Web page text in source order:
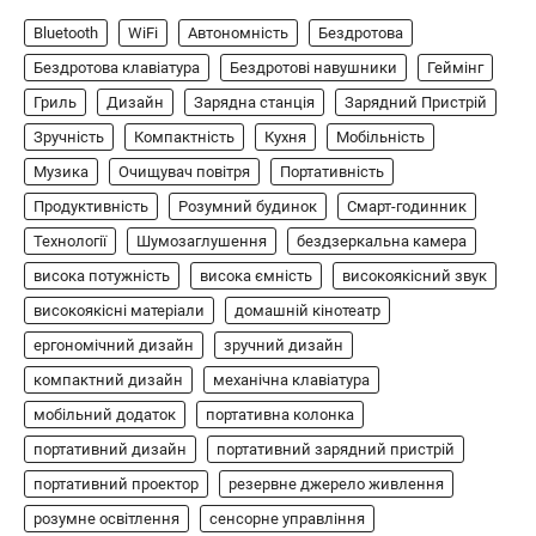
5
Бездротовий контролер 8BitDo Lite
SE 2.4G для Xbox
В'ячеслав 2024-09-03
8BitDo Lite SE 2.4G — це компактний
бездротовий контролер, розроблений
спеціально для Xbox. Завдяки своєму…
1
АУДІО КОЛОНКИ
Бездротова колонка LG XBOOM Go
XG2T
В'ячеслав 2024-09-07
LG XBOOM Go XG2T — це компактна
бездротова колонка, яка поєднує в собі
потужний звук…
ЗАРЯДНІ ПРИСТРОЇ
Портативна зарядна станція Yoshino
Power B330 SST
Bluetooth WiFi Автономність
Бездротова
Бездротова клавіатура
Бездротові навушники
Геймінг
Гриль
Дизайн Зарядна станція
Зарядний Пристрій
Зручність
Компактність Кухня
Мобільність
Музика
Очищувач повітря
Портативність
Продуктивність
Розумний будинок
Смарт-годинник
Технології
Шумозаглушення
бездзеркальна камера
висока потужність
висока ємність
високоякісний звук
високоякісні матеріали
домашній кінотеатр
ергономічний дизайн
зручний дизайн
компактний дизайн
механічна клавіатура
мобільний додаток
портативна колонка
портативний дизайн
портативний зарядний пристрій
портативний проектор
резервне джерело живлення
розумне освітлення
сенсорне управління